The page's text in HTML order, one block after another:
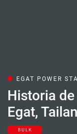
EGAT POWER
Historia
Egat,